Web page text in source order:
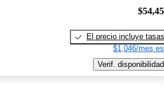
El precio incluye tasas
$1,046/mes
Verif. disponibilidad